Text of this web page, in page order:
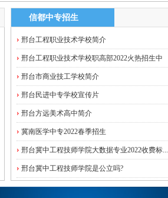
信都中专招生
邢台工程职业技术学校简介
邢台工程职业技术学校职高部2022火热招生中
邢台市商业技工学校简介
邢台民进中专学校宣传片
邢台方远美术高中简介
冀南医学中专2022春季招生
邢台冀中工程技师学院大数据专业2022收费标...
邢台冀中工程技师学院是公立吗?